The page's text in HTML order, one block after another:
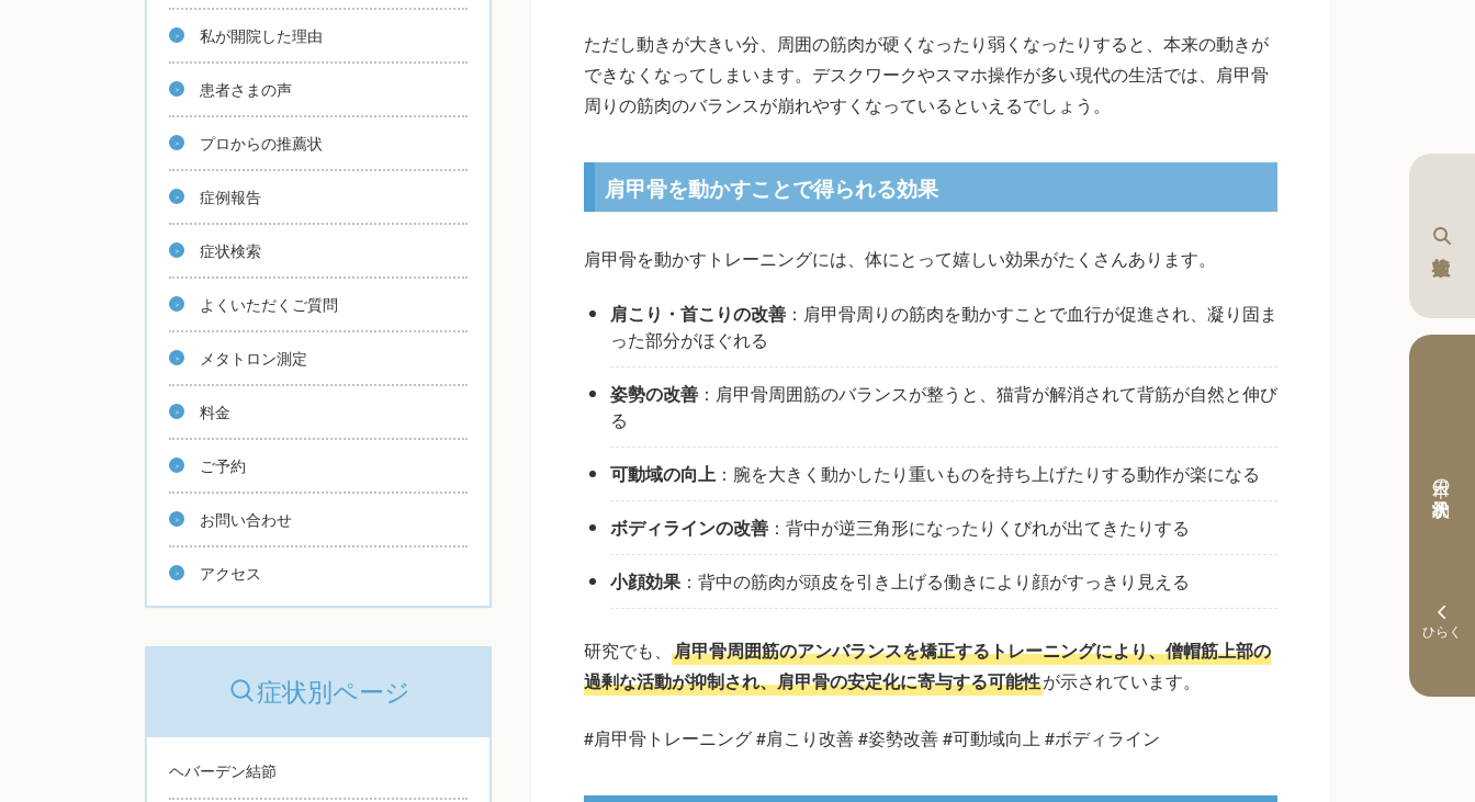
本日の予約状況
ただし動きが大きい分、周囲の筋肉が硬くなったり弱くなったりすると、本来の動きが
できなくなってしまいます。デスクワークやスマホ操作が多い現代の生活では、肩甲骨
周りの筋肉のバランスが崩れやすくなっているといえるでしょう。
肩甲骨を動かすことで得られる効果
肩甲骨を動かすトレーニングには、体にとって嬉しい効果がたくさんあります。
肩こり・首こりの改善 ：肩甲骨周りの筋肉を動かすことで血行が促進され、凝り固ま
った部分がほぐれる
姿勢の改善 ：肩甲骨周囲筋のバランスが整うと、猫背が解消されて背筋が自然と伸び
る
可動域の向上 ：腕を大きく動かしたり重いものを持ち上げたりする動作が楽になる
ボディラインの改善 ：背中が逆三角形になったりくびれが出てきたりする
小顔効果 ：背中の筋肉が頭皮を引き上げる働きにより顔がすっきり見える
研究でも、 肩甲骨周囲筋のアンバランスを矯正するトレーニングにより、僧帽筋上部の
過剰な活動が抑制され、肩甲骨の安定化に寄与する可能性が示されています。
#肩甲骨トレーニング #肩こり改善 #姿勢改善 #可動域向上 #ボディライン
私が開院した理由
患者さまの声
プロからの推薦状
症例報告
症状検索
よくいただくご質問
メタトロン測定
料金
ご予約
お問い合わせ
アクセス
症状別ページ
ヘバーデン結節